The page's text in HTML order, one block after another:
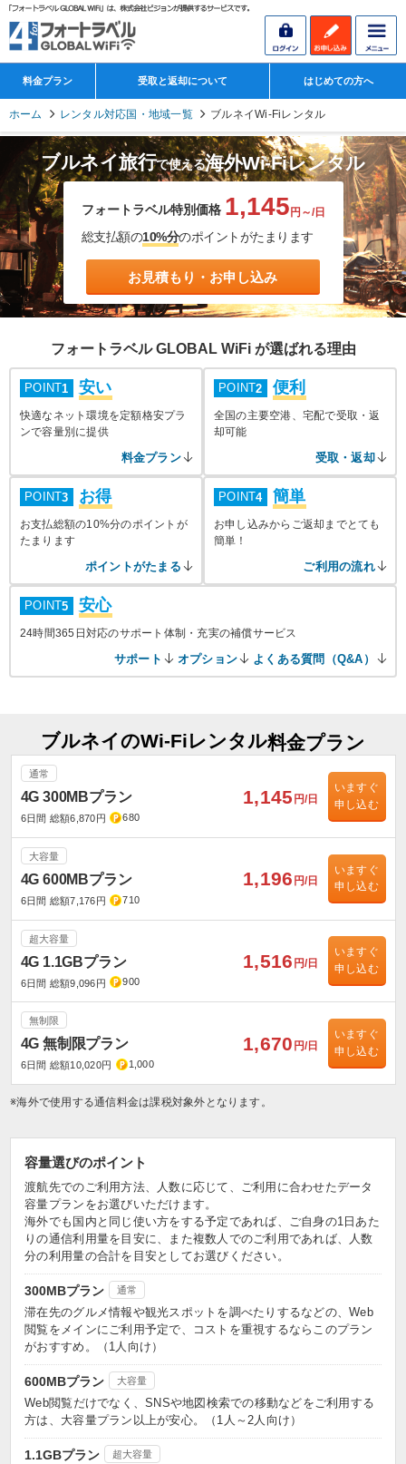
料金プラン 受取と返却について はじめての方へ
ホーム レンタル対応国・地域一覧 ブルネイWi-Fiレンタル
ブルネイ旅行で使える海外Wi-Fiレンタル
フォートラベル特別価格 1,145円～/日
総支払額の10%分のポイントがたまります
お見積もり・お申し込み
フォートラベル GLOBAL WiFi が選ばれる理由
POINT1 安い
快適なネット環境を定額格安プラ
ンで容量別に提供
料金プラン
POINT2 便利
全国の主要空港、宅配で受取・返
却可能
受取・返却
POINT3 お得
お支払総額の10%分のポイントが
たまります
ポイントがたまる
POINT4 簡単
お申し込みからご返却までとても
簡単！
ご利用の流れ
POINT5 安心
24時間365日対応のサポート体制・充実の補償サービス
サポート オプション よくある質問（Q&A）
ブルネイのWi-Fiレンタル料金プラン
通常
4G 300MBプラン
6日間 総額6,870円 680
1,145 円/日
いますぐ
申し込む
大容量
4G 600MBプラン
6日間 総額7,176円 710
1,196 円/日
いますぐ
申し込む
超大容量
4G 1.1GBプラン
6日間 総額9,096円 900
1,516 円/日
いますぐ
申し込む
無制限
4G 無制限プラン
6日間 総額10,020円 1,000
1,670 円/日
いますぐ
申し込む
※海外で使用する通信料金は課税対象外となります。
容量選びのポイント
渡航先でのご利用方法、人数に応じて、ご利用に合わせたデータ
容量プランをお選びいただけます。
海外でも国内と同じ使い方をする予定であれば、ご自身の1日あた
りの通信利用量を目安に、また複数人でのご利用であれば、人数
分の利用量の合計を目安としてお選びください。
300MBプラン 通常
滞在先のグルメ情報や観光スポットを調べたりするなどの、Web
閲覧をメインにご利用予定で、コストを重視するならこのプラン
がおすすめ。（1人向け）
600MBプラン 大容量
Web閲覧だけでなく、SNSや地図検索での移動などをご利用する
方は、大容量プラン以上が安心。（1人～2人向け）
1.1GBプラン 超大容量